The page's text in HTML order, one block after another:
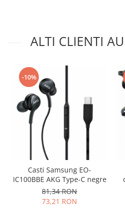
Rama mijloc telefon
Allview
Allview
Huawei
Samsung
Vodafone
Xiaomi
Touchscreen
ALTI CLIENTI
-10%
Casti Samsung EO-
IC100BBE AKG Type-C negre
81,34 RON
73,21 RON